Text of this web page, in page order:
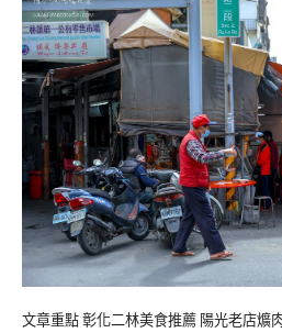
文章重點 彰化二林美食推薦 陽光老店爌